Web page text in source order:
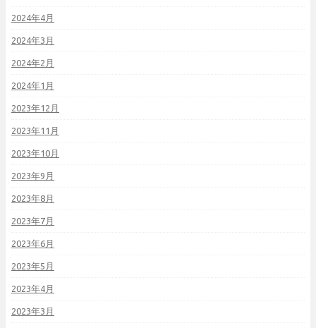
2024年4月
2024年3月
2024年2月
2024年1月
2023年12月
2023年11月
2023年10月
2023年9月
2023年8月
2023年7月
2023年6月
2023年5月
2023年4月
2023年3月